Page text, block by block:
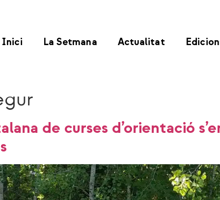
Inici La Setmana Actualitat
de curses d’orientació